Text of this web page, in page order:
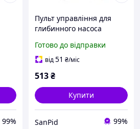
99%
Пульт управління для
глибинного насоса
(2,5 SDm)
Готово до відправки
від51 ₴/міс
513₴
Купити
SanPid 99%